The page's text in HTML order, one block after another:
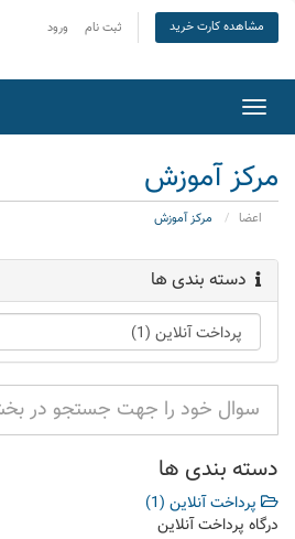
ورود ثبت نام مشاهده کارت خرید
تغییر
مرکز آموزش
اعضا مرکز آموزش
دسته بندی ها
دسته بندی ها
پرداخت آنلاین (1)
درگاه پرداخت آنلاین